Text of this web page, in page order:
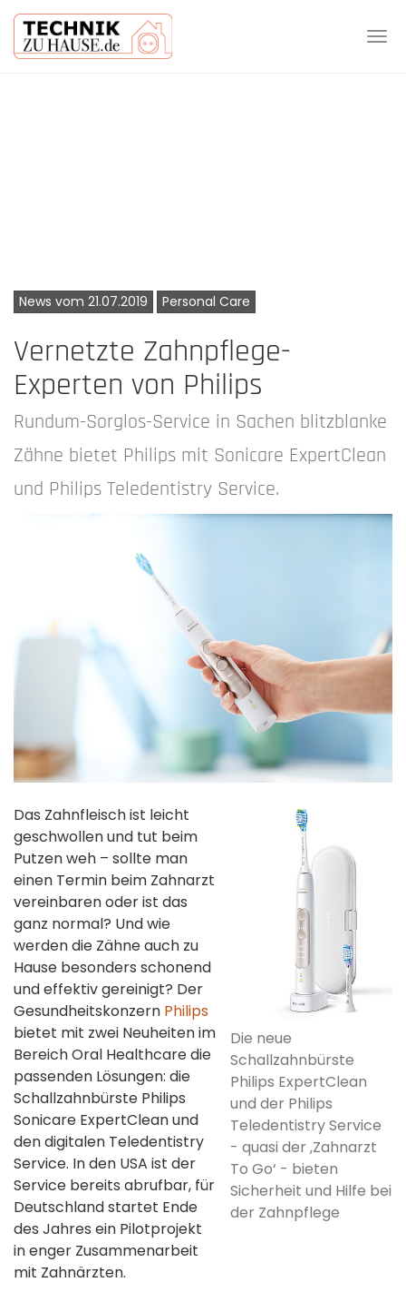
News vom 21.07.2019 Personal Care
Vernetzte Zahnpflege-
Experten von Philips
Rundum-Sorglos-Service in Sachen blitzblanke
Zähne bietet Philips mit Sonicare ExpertClean
und Philips Teledentistry Service.
Die neue
Schallzahnbürste
Philips ExpertClean
und der Philips
Teledentistry Service
- quasi der ‚Zahnarzt
To Go‘ - bieten
Sicherheit und Hilfe bei
der Zahnpflege
Das Zahnfleisch ist leicht
geschwollen und tut beim
Putzen weh – sollte man
einen Termin beim Zahnarzt
vereinbaren oder ist das
ganz normal? Und wie
werden die Zähne auch zu
Hause besonders schonend
und effektiv gereinigt? Der
Gesundheitskonzern Philips
bietet mit zwei Neuheiten im
Bereich Oral Healthcare die
passenden Lösungen: die
Schallzahnbürste Philips
Sonicare ExpertClean und
den digitalen Teledentistry
Service. In den USA ist der
Service bereits abrufbar, für
Deutschland startet Ende
des Jahres ein Pilotprojekt
in enger Zusammenarbeit
mit Zahnärzten.